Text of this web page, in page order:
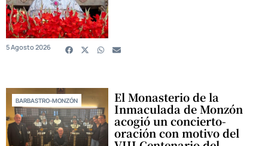
5 Agosto 2026
BARBASTRO-MONZÓN El Monasterio de la
Inmaculada de Monzón
acogió un concierto-
oración con motivo del